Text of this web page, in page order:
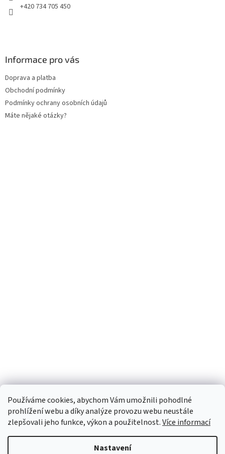
Používáme cookies, abychom Vám umožnili pohodlné
prohlížení webu a díky analýze provozu webu neustále
zlepšovali jeho funkce, výkon a použitelnost.Více informací
Nastavení
+420 734 705 450
Informace pro vás
Doprava a platba
Obchodní podmínky
Podmínky ochrany osobních údajů
Máte nějaké otázky?
Vytvořil Shoptet